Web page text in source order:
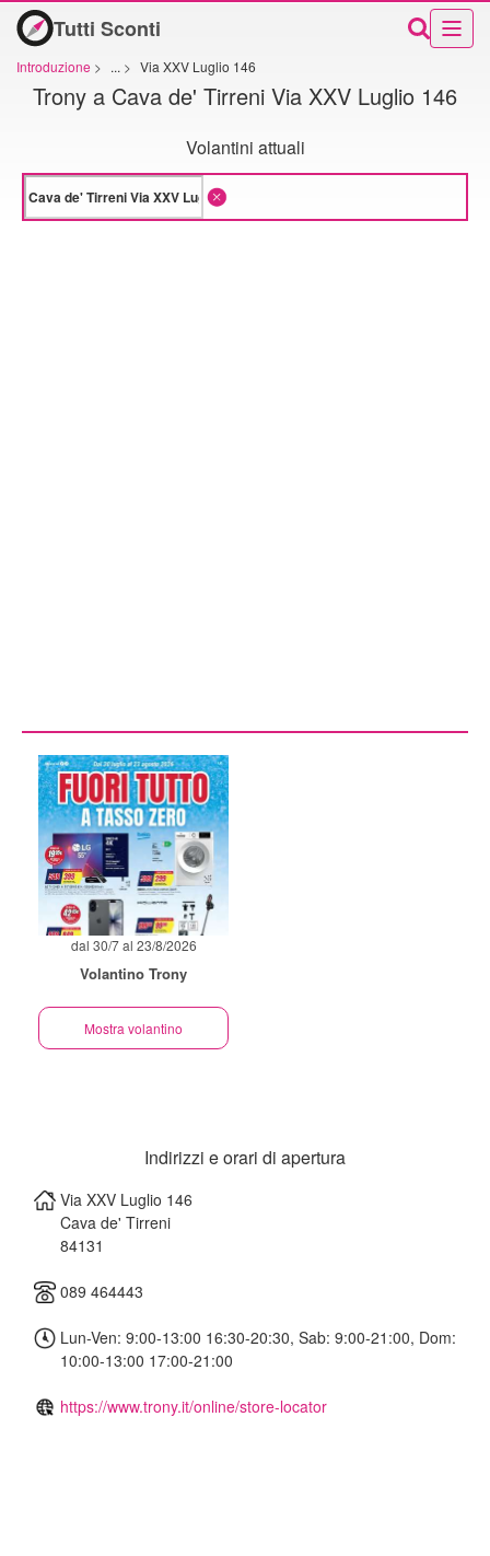
Tutti Sconti
Introduzione > ... > Via XXV Luglio 146
Trony a Cava de' Tirreni Via XXV Luglio 146
Volantini attuali
dal 30/7 al 23/8/2026
Volantino Trony
Mostra volantino
Indirizzi e orari di apertura
Via XXV Luglio 146
Cava de' Tirreni
84131
089 464443
Lun-Ven: 9:00-13:00 16:30-20:30, Sab: 9:00-21:00, Dom:
10:00-13:00 17:00-21:00
https://www.trony.it/online/store-locator